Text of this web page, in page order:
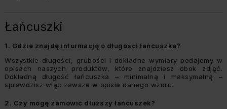
Łańcuszki
1. Gdzie znajdę informację o długości łańcuszka?
Wszystkie długości, grubości i dokładne wymiary podajemy w
opisach naszych produktów, które znajdziesz obok zdjęć.
Dokładną długość łańcuszka – minimalną i maksymalną –
sprawdzisz więc zawsze w opisie danego wzoru.
2. Czy mogę zamówić dłuższy łańcuszek?